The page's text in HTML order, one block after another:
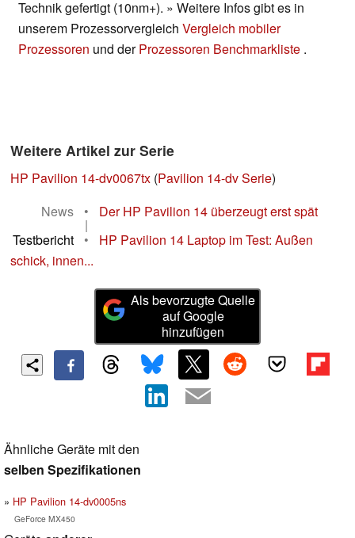
Technik gefertigt (10nm+). » Weitere Infos gibt es in
unserem Prozessorvergleich Vergleich mobiler
Prozessoren und derProzessoren Benchmarkliste .
Weitere Artikel zur Serie
HP Pavilion 14-dv0067tx (Pavilion 14-dv Serie)
News
• Der HP Pavilion 14 überzeugt erst spät
|
Testbericht
•
HP Pavilion 14 Laptop im Test: Außen
schick, innen...
Als bevorzugte Quelle
auf Google
hinzufügen
Ähnliche Geräte mit den
selben Spezifikationen
HP Pavilion 14-dv0005ns
GeForce MX450